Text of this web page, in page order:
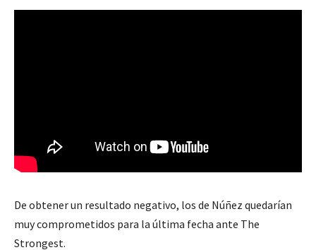
De obtener un resultado negativo, los de Núñez quedarían
muy comprometidos para la última fecha ante The
Strongest.